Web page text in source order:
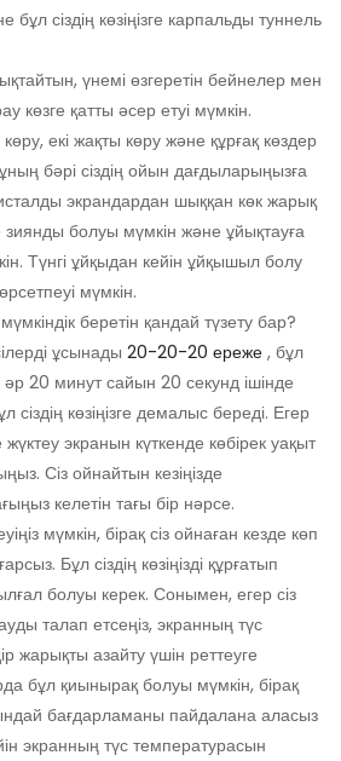
сіздің көзіңізге карпальды туннель
үнемі өзгеретін бейнелер мен
көзге қатты әсер етуі мүмкін.
екі жақты көру және құрғақ көздер
бәрі сіздің ойын дағдыларыңызға
экрандардан шыққан көк жарық
зиянды болуы мүмкін және ұйықтауға
Түнгі ұйқыдан кейін ұйқышыл болу
мүмкін.
беретін қандай түзету бар?
ұсынады 20-20-20 ереже , бұл
әр 20 минут сайын 20 секунд ішінде
сіздің көзіңізге демалыс береді. Егер
экранын күткенде көбірек уақыт
Сіз ойнайтын кезіңізде
келетін тағы бір нәрсе.
мүмкін, бірақ сіз ойнаған кезде көп
Бұл сіздің көзіңізді құрғатып
болуы керек. Сонымен, егер сіз
талап етсеңіз, экранның түс
жарықты азайту үшін реттеуге
бұл қиынырақ болуы мүмкін, бірақ
бағдарламаны пайдалана аласыз
экранның түс температурасын